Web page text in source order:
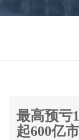
最高预亏
起600亿